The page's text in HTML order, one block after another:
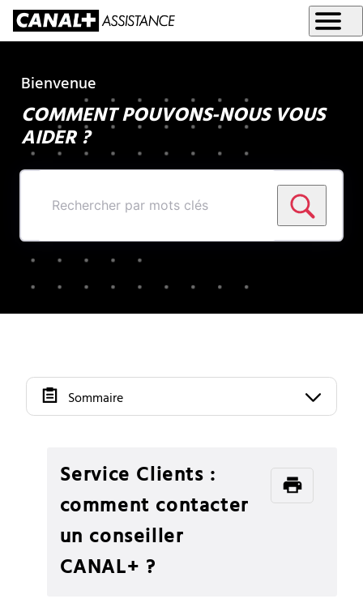
Bienvenue
COMMENT POUVONS-NOUS VOUS
AIDER ?
Rechercher
par
mots
Sommaire
Service Clients :
comment contacter
un conseiller
CANAL+ ?